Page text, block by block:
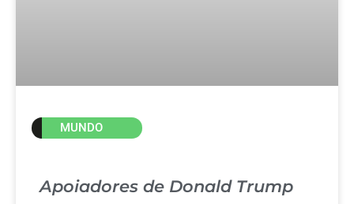
MUNDO
Apoiadores de Donald Trump